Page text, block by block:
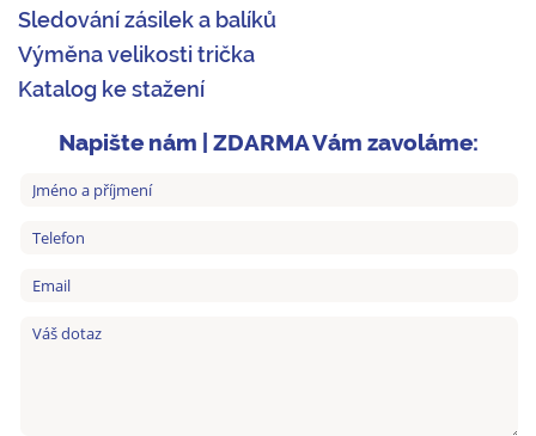
Sledování zásilek a balíků
Výměna velikosti trička
Katalog ke stažení
Napište nám | ZDARMA Vám zavoláme: